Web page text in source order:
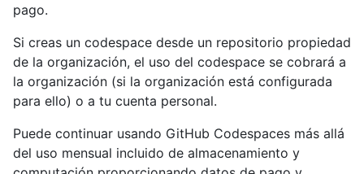
pago.
Si creas un codespace desde un repositorio propiedad
de la organización, el uso del codespace se cobrará a
la organización (si la organización está configurada
para ello) o a tu cuenta personal.
Puede continuar usando GitHub Codespaces más allá
del uso mensual incluido de almacenamiento y